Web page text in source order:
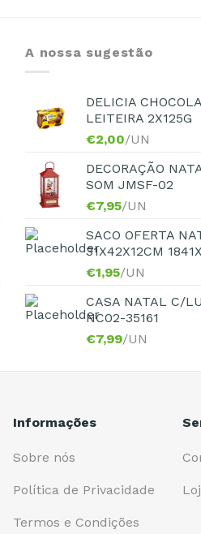
A nossa sugestão
DELICIA
LEITEIRA 2X125G
€2,00/UN
DECORAÇÃO
SOM JMSF-02
€7,95/UN
SACO OFERTA
31X42X12CM
€1,95/UN
CASA NATAL C/
NC02-35161
€7,99/UN
Informações
Sobre nós
Política de Privacidade
Termos e Condições